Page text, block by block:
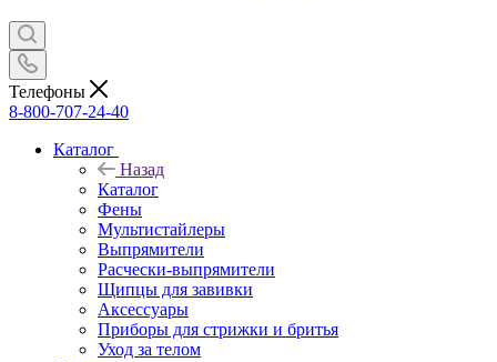
Телефоны
8-800-707-24-40
Каталог
Назад
Каталог
Фены
Мультистайлеры
Выпрямители
Расчески-выпрямители
Щипцы для завивки
Аксессуары
Приборы для стрижки и бритья
Уход за телом